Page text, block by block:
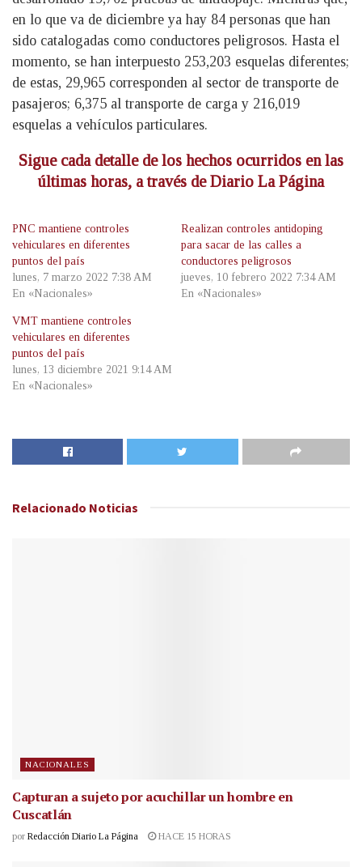
en lo que va de diciembre ya hay 84 personas que han
sido catalogadas como conductores peligrosos. Hasta el
momento, se han interpuesto 253,203 esquelas diferentes;
de estas, 29,965 corresponden al sector de transporte de
pasajeros; 6,375 al transporte de carga y 216,019
esquelas a vehículos particulares.
Sigue cada detalle de los hechos ocurridos en las
últimas horas, a través de Diario La Página
PNC mantiene controles
vehiculares en diferentes
puntos del país
lunes, 7 marzo 2022 7:38 AM
En «Nacionales»
Realizan controles antidoping
para sacar de las calles a
conductores peligrosos
jueves, 10 febrero 2022 7:34 AM
En «Nacionales»
VMT mantiene controles
vehiculares en diferentes
puntos del país
lunes, 13 diciembre 2021 9:14 AM
En «Nacionales»
Relacionado Noticias
NACIONALES
Capturan a sujeto por acuchillar un hombre en
Cuscatlán
por Redacción Diario La Página HACE 15 HORAS